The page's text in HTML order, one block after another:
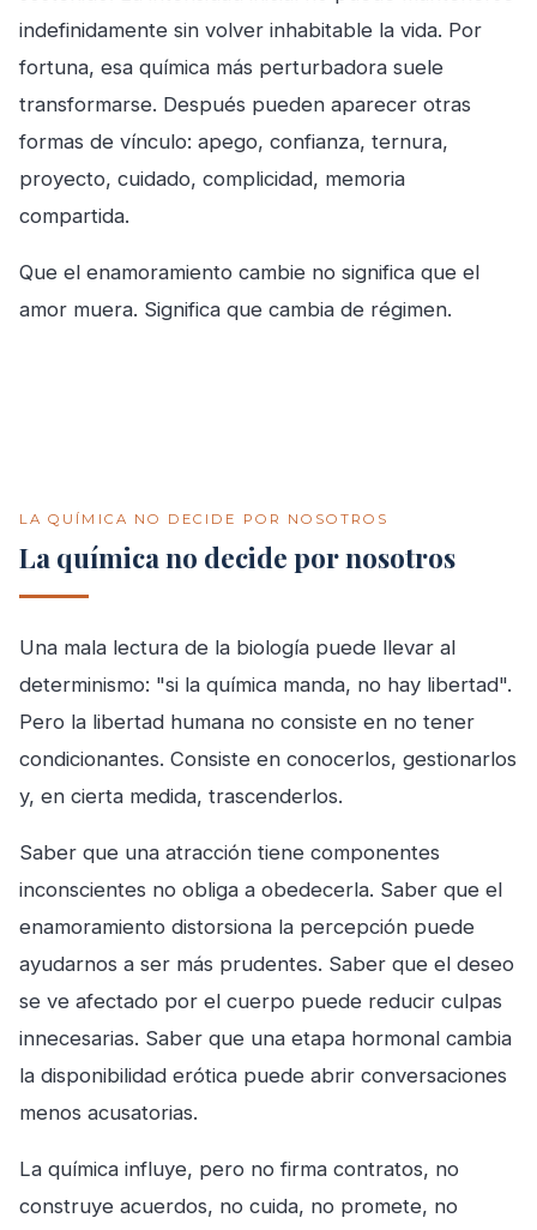
indefinidamente sin volver inhabitable la vida. Por
fortuna, esa química más perturbadora suele
transformarse. Después pueden aparecer otras
formas de vínculo: apego, confianza, ternura,
proyecto, cuidado, complicidad, memoria
compartida.
Que el enamoramiento cambie no significa que el
amor muera. Significa que cambia de régimen.
LA QUÍMICA NO DECIDE POR NOSOTROS
La química no decide por nosotros
Una mala lectura de la biología puede llevar al
determinismo: "si la química manda, no hay libertad".
Pero la libertad humana no consiste en no tener
condicionantes. Consiste en conocerlos, gestionarlos
y, en cierta medida, trascenderlos.
Saber que una atracción tiene componentes
inconscientes no obliga a obedecerla. Saber que el
enamoramiento distorsiona la percepción puede
ayudarnos a ser más prudentes. Saber que el deseo
se ve afectado por el cuerpo puede reducir culpas
innecesarias. Saber que una etapa hormonal cambia
la disponibilidad erótica puede abrir conversaciones
menos acusatorias.
La química influye, pero no firma contratos, no
construye acuerdos, no cuida, no promete, no